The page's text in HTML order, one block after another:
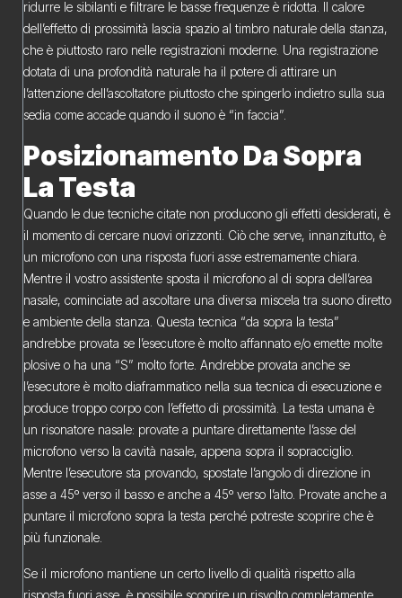
ridurre le sibilanti e filtrare le basse frequenze è ridotta. Il calore
dell’effetto di prossimità lascia spazio al timbro naturale della stanza,
che è piuttosto raro nelle registrazioni moderne. Una registrazione
dotata di una profondità naturale ha il potere di attirare un
l’attenzione dell’ascoltatore piuttosto che spingerlo indietro sulla sua
sedia come accade quando il suono è “in faccia”.
Posizionamento Da Sopra
La Testa
Quando le due tecniche citate non producono gli effetti desiderati, è
il momento di cercare nuovi orizzonti. Ciò che serve, innanzitutto, è
un microfono con una risposta fuori asse estremamente chiara.
Mentre il vostro assistente sposta il microfono al di sopra dell’area
nasale, cominciate ad ascoltare una diversa miscela tra suono diretto
e ambiente della stanza. Questa tecnica “da sopra la testa”
andrebbe provata se l’esecutore è molto affannato e/o emette molte
plosive o ha una “S” molto forte. Andrebbe provata anche se
l’esecutore è molto diaframmatico nella sua tecnica di esecuzione e
produce troppo corpo con l’effetto di prossimità. La testa umana è
un risonatore nasale: provate a puntare direttamente l’asse del
microfono verso la cavità nasale, appena sopra il sopracciglio.
Mentre l’esecutore sta provando, spostate l’angolo di direzione in
asse a 45º verso il basso e anche a 45º verso l’alto. Provate anche a
puntare il microfono sopra la testa perché potreste scoprire che è
più funzionale.
Se il microfono mantiene un certo livello di qualità rispetto alla